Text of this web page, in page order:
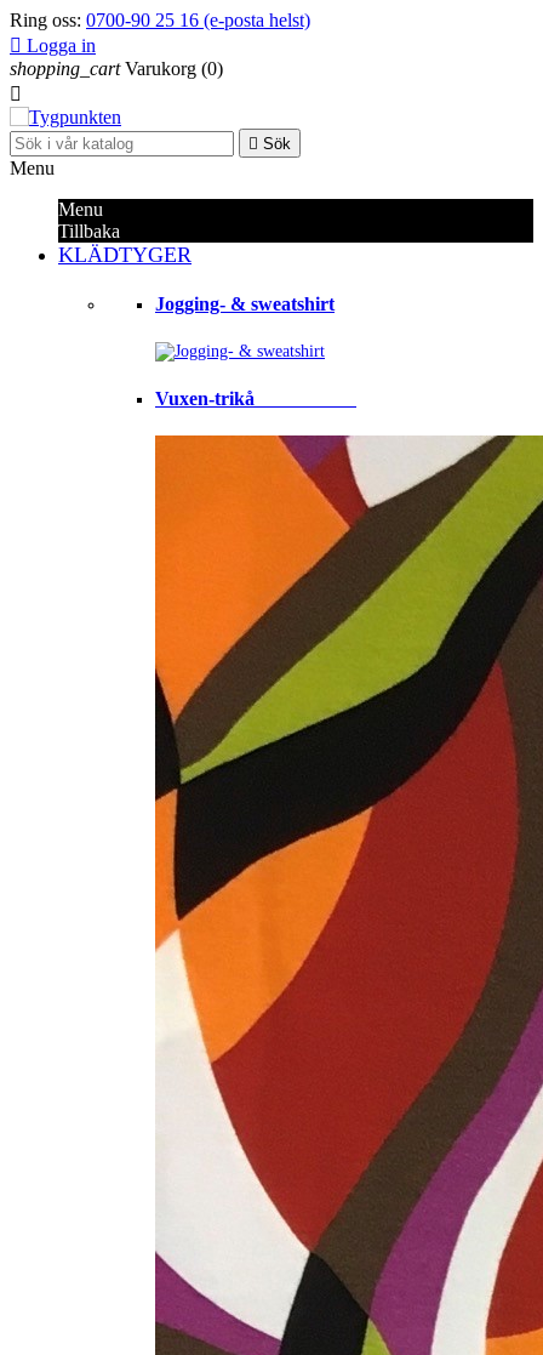
Ring oss: 0700-90 25 16 (e-posta helst)
 Logga in
shopping_cart Varukorg (0)

 Sök
Menu
Menu
Tillbaka
KLÄDTYGER
Jogging- & sweatshirt
Vuxen-trikå⠀⠀⠀⠀⠀⠀⠀